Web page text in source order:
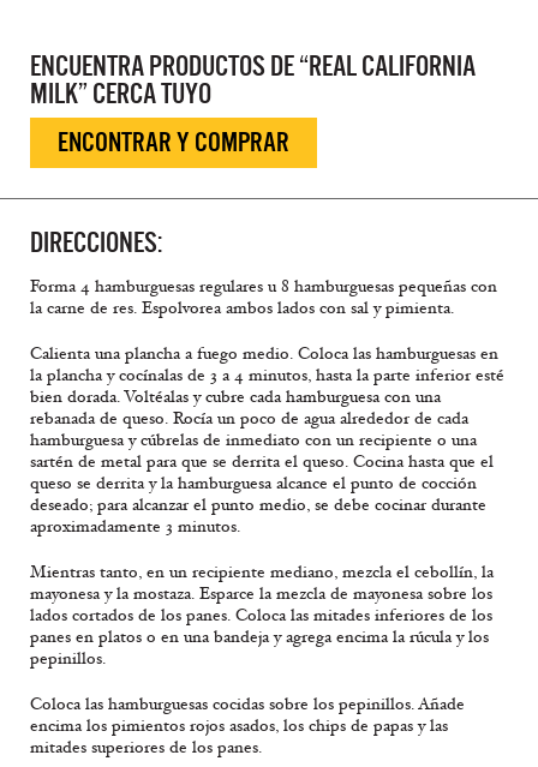
ENCUENTRA PRODUCTOS DE “REAL CALIFORNIA
MILK” CERCA TUYO
ENCONTRAR Y COMPRAR
DIRECCIONES:
Forma 4 hamburguesas regulares u 8 hamburguesas pequeñas con
la carne de res. Espolvorea ambos lados con sal y pimienta.
Calienta una plancha a fuego medio. Coloca las hamburguesas en
la plancha y cocínalas de 3 a 4 minutos, hasta la parte inferior esté
bien dorada. Voltéalas y cubre cada hamburguesa con una
rebanada de queso. Rocía un poco de agua alrededor de cada
hamburguesa y cúbrelas de inmediato con un recipiente o una
sartén de metal para que se derrita el queso. Cocina hasta que el
queso se derrita y la hamburguesa alcance el punto de cocción
deseado; para alcanzar el punto medio, se debe cocinar durante
aproximadamente 3 minutos.
Mientras tanto, en un recipiente mediano, mezcla el cebollín, la
mayonesa y la mostaza. Esparce la mezcla de mayonesa sobre los
lados cortados de los panes. Coloca las mitades inferiores de los
panes en platos o en una bandeja y agrega encima la rúcula y los
pepinillos.
Coloca las hamburguesas cocidas sobre los pepinillos. Añade
encima los pimientos rojos asados, los chips de papas y las
mitades superiores de los panes.